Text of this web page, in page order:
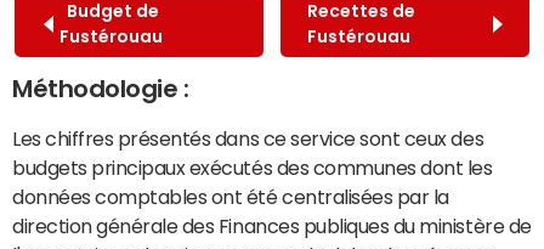
Budget de
Fustérouau
Recettes de
Fustérouau
Méthodologie :
Les chiffres présentés dans ce service sont ceux des
budgets principaux exécutés des communes dont les
données comptables ont été centralisées par la
direction générale des Finances publiques du ministère de